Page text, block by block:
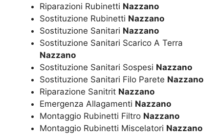
Riparazioni Rubinetti Nazzano
Sostituzione Rubinetti Nazzano
Sostituzione Sanitari Nazzano
Sostituzione Sanitari Scarico A Terra
Nazzano
Sostituzione Sanitari Sospesi Nazzano
Sostituzione Sanitari Filo Parete Nazzano
Riparazione Sanitrit Nazzano
Emergenza Allagamenti Nazzano
Montaggio Rubinetti Filtro Nazzano
Montaggio Rubinetti Miscelatori Nazzano